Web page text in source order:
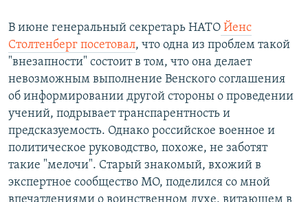
В июне генеральный секретарь НАТО Йенс
Столтенберг посетовал, что одна из проблем такой
"внезапности" состоит в том, что она делает
невозможным выполнение Венского соглашения
об информировании другой стороны о проведении
учений, подрывает транспарентность и
предсказуемость. Однако российское военное и
политическое руководство, похоже, не заботят
такие "мелочи". Старый знакомый, вхожий в
экспертное сообщество МО, поделился со мной